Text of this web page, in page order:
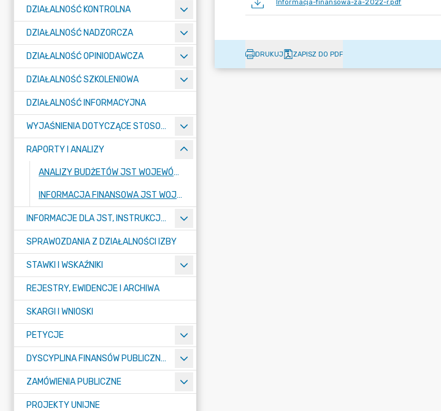
DZIAŁALNOŚĆ KONTROLNA
DZIAŁALNOŚĆ NADZORCZA
DZIAŁALNOŚĆ OPINIODAWCZA
DZIAŁALNOŚĆ SZKOLENIOWA
DZIAŁALNOŚĆ INFORMACYJNA
WYJAŚNIENIA DOTYCZĄCE STOSOWANIA PRZEPISÓW O FINANSACH PUBLICZNYCH
RAPORTY I ANALIZY
ANALIZY BUDŻETÓW JST WOJEWÓDZTWA MAŁOPOLSKIEGO
INFORMACJA FINANSOWA JST WOJEWÓDZTWA MAŁOPOLSKIEGO
INFORMACJE DLA JST, INSTRUKCJE, SPRAWOZDAWCZOŚĆ
SPRAWOZDANIA Z DZIAŁALNOŚCI IZBY
STAWKI I WSKAŹNIKI
REJESTRY, EWIDENCJE I ARCHIWA
SKARGI I WNIOSKI
PETYCJE
DYSCYPLINA FINANSÓW PUBLICZNYCH
ZAMÓWIENIA PUBLICZNE
PROJEKTY UNIJNE
Informacja-finansowa-za-2022-r.pdf
DRUKUJ ZAPISZ DO PDF